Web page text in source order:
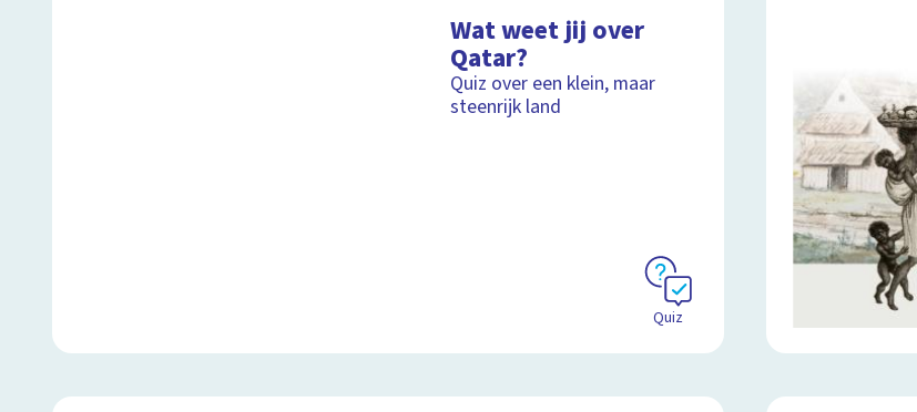
Wat weet jij over
Qatar?
Quiz over een klein, maar
steenrijk land
Quiz